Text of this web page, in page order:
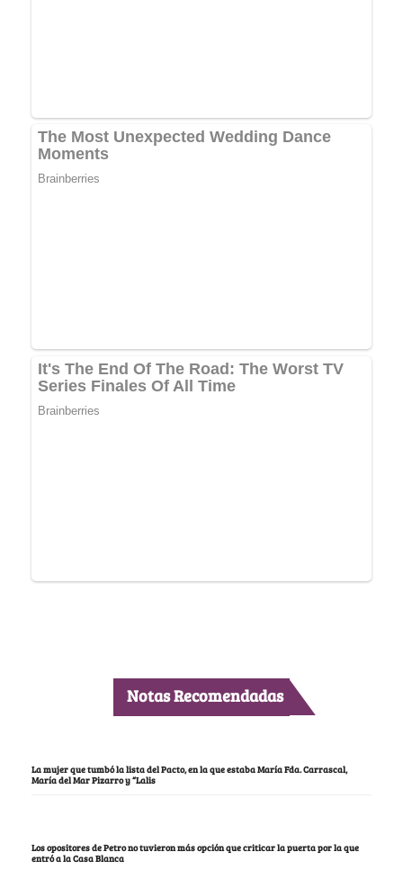
Notas Recomendadas
La mujer que tumbó la lista del Pacto, en la que estaba María Fda. Carrascal,
María del Mar Pizarro y “Lalis
Los opositores de Petro no tuvieron más opción que criticar la puerta por la que
entró a la Casa Blanca